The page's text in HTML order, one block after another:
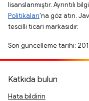
lisanslanmıştır. Ayrıntılı
Politikaları'na göz atın.
tescilli ticari markasıdır.
Son güncelleme tarihi:
Katkıda bulun
Hata bildirin